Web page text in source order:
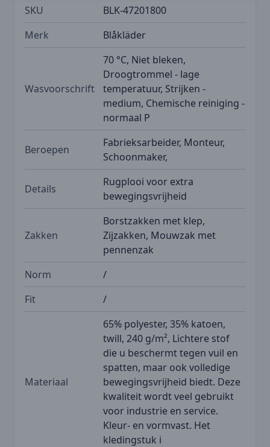
SKU
BLK-47201800
Merk
Blåkläder
Wasvoorschrift
70 °C, Niet bleken,
Droogtrommel - lage
temperatuur, Strijken -
medium, Chemische reiniging -
normaal P
Beroepen
Fabrieksarbeider, Monteur,
Schoonmaker,
Details
Rugplooi voor extra
bewegingsvrijheid
Zakken
Borstzakken met klep,
Zijzakken, Mouwzak met
pennenzak
Norm
/
Fit
/
Materiaal
65% polyester, 35% katoen,
twill, 240 g/m², Lichtere stof
die u beschermt tegen vuil en
spatten, maar ook volledige
bewegingsvrijheid biedt. Deze
kwaliteit wordt veel gebruikt
voor industrie en service.
Kleur- en vormvast. Het
kledingstuk i